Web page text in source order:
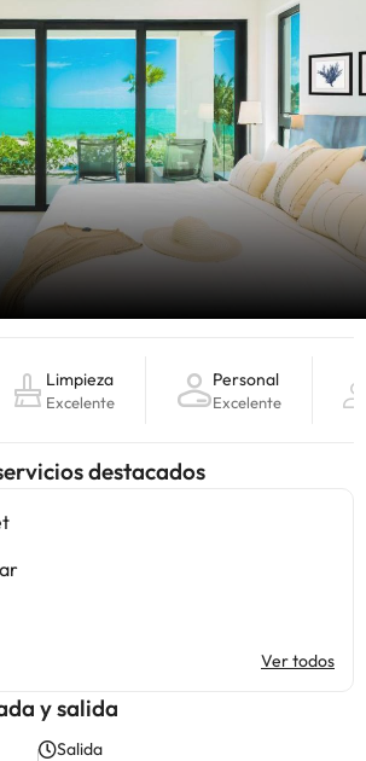
Limpieza
Excelente
Personal
Excelente
destacados
Ver todos
y salida
Salida